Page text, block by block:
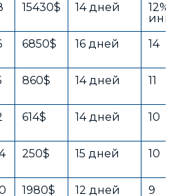
15430$ 14 дней
12%
6850$ 16 дней 14
860$ 14 дней 11
614$ 14 дней 10
250$ 15 дней 10
1980$ 12 дней 9